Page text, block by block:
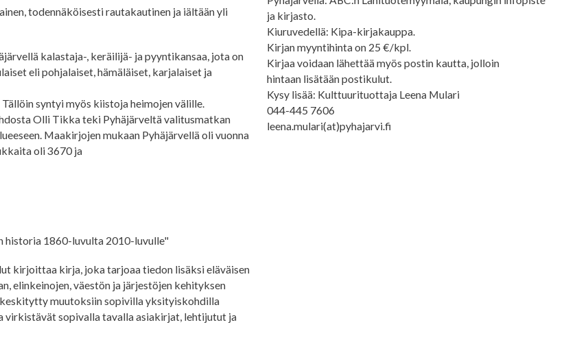
todennäköisesti rautakautinen ja iältään yli
kalastaja-, keräilijä- ja pyyntikansaa, jota on
eli pohjalaiset, hämäläiset, karjalaiset ja
syntyi myös kiistoja heimojen välille.
Olli Tikka teki Pyhäjärveltä valitusmatkan
Maakirjojen mukaan Pyhäjärvellä oli vuonna
oli 3670 ja
historia 1860-luvulta 2010-luvulle"
kirjoittaa kirja, joka tarjoaa tiedon lisäksi eläväisen
elinkeinojen, väestön ja järjestöjen kehityksen
muutoksiin sopivilla yksityiskohdilla
virkistävät sopivalla tavalla asiakirjat, lehtijutut ja
ja kirjasto.
Kiuruvedellä: Kipa-kirjakauppa.
Kirjan myyntihinta on 25 €/kpl.
Kirjaa voidaan lähettää myös postin kautta, jolloin
hintaan lisätään postikulut.
Kysy lisää: Kulttuurituottaja Leena Mulari
044-445 7606
leena.mulari(at)pyhajarvi.fi